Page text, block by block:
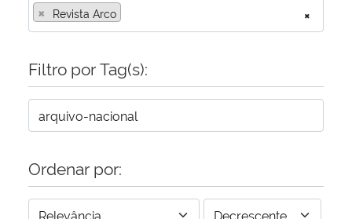
Ministério da Mulher, da Família e dos Direitos Humanos
Secretaria de Governo
Advocacia-Geral da União
×
× Revista Arco
Filtro por Tag(s):
Ordenar por: